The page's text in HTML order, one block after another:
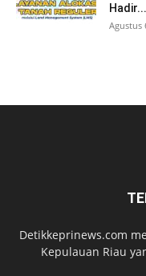
Hadir...
Agustus
Detikkeprinews.com
Kepulauan Riau